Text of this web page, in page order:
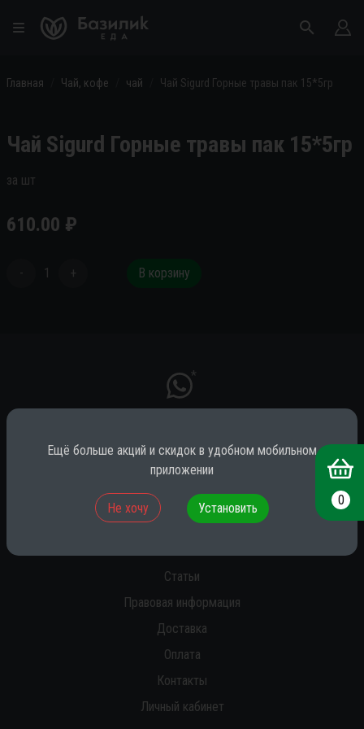
Главная Чай, кофе чай Чай Sigurd Горные травы пак 15*5гр
Чай Sigurd Горные травы пак 15*5гр
за шт
610.00 ₽
- 1 + В корзину
*
* принадлежит компании Meta (признана экстремистской на территории
РФ)
О нас
Статьи
Правовая информация
Доставка
Оплата
Контакты
Личный кабинет
0
Ещё больше акций и скидок в удобном мобильном
приложении
Не хочу Установить